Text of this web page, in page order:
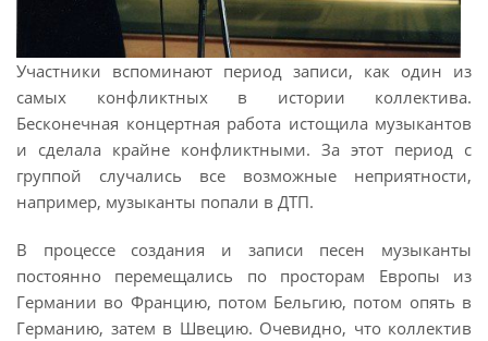
Участники вспоминают период записи, как один из
самых конфликтных в истории коллектива.
Бесконечная концертная работа истощила музыкантов
и сделала крайне конфликтными. За этот период с
группой случались все возможные неприятности,
например, музыканты попали в ДТП.
В процессе создания и записи песен музыканты
постоянно перемещались по просторам Европы из
Германии во Францию, потом Бельгию, потом опять в
Германию, затем в Швецию. Очевидно, что коллектив